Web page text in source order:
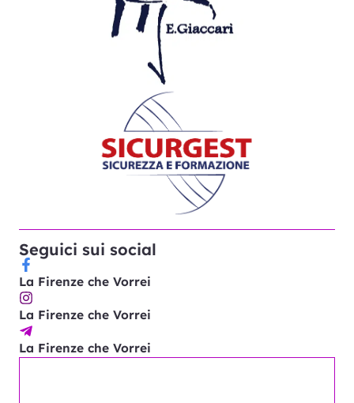
Seguici sui social
La Firenze che Vorrei
La Firenze che Vorrei
La Firenze che Vorrei